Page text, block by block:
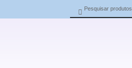
Pesquisar
por: